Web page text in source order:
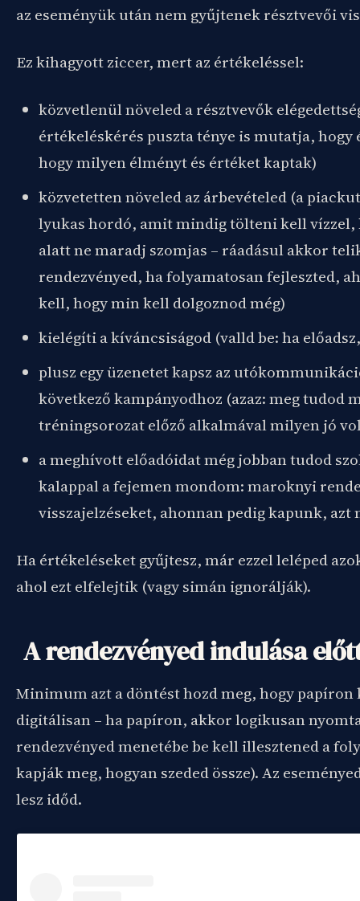
az eseményük után nem gyűjtenek résztvevői
Ez kihagyott ziccer, mert az értékeléssel:
közvetlenül növeled a résztvevők
értékeléskérés puszta ténye is mutatja, hogy
hogy milyen élményt és értéket kaptak)
közvetetten növeled az árbevételed (a
lyukas hordó, amit mindig tölteni kell vízzel,
alatt ne maradj szomjas – ráadásul akkor
rendezvényed, ha folyamatosan fejleszted,
kell, hogy min kell dolgoznod még)
kielégíti a kíváncsiságod (valld be: ha
plusz egy üzenetet kapsz az
következő kampányodhoz (azaz: meg tudod
tréningsorozat előző alkalmával milyen jó
a meghívott előadóidat még jobban tudod
kalappal a fejemen mondom: maroknyi
visszajelzéseket, ahonnan pedig kapunk, azt
Ha értékeléseket gyűjtesz, már ezzel leléped
ahol ezt elfelejtik (vagy simán ignorálják).
A rendezvényed indulása
Minimum azt a döntést hozd meg, hogy papíron
digitálisan – ha papíron, akkor logikusan
rendezvényed menetébe be kell illesztened a
kapják meg, hogyan szeded össze). Az
lesz időd.